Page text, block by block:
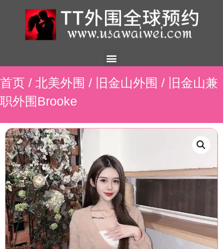
首页 / 北美外围 / 旧金山外围 / 旧金山兼
职外围Brooke